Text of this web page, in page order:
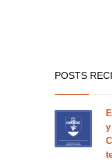
POSTS